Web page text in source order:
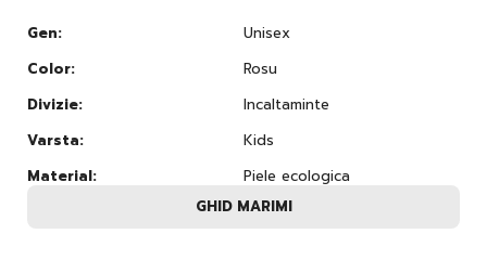
Gen:
Unisex
Color:
Rosu
Divizie:
Incaltaminte
Varsta:
Kids
Material:
Piele ecologica
GHID MARIMI